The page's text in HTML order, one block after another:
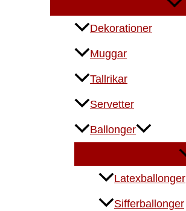
Dekorationer
Muggar
Tallrikar
Servetter
Ballonger
Latexballonger
Sifferballonger